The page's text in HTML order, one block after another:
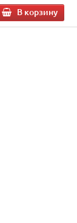
В корзину